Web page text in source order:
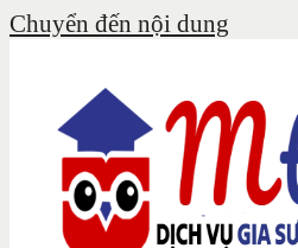
Chuyển đến nội dung